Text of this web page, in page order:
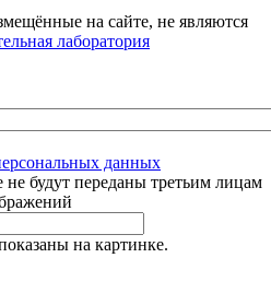
на сайте, не являются
лаборатория
данных
будут переданы третьим лицам
на картинке.